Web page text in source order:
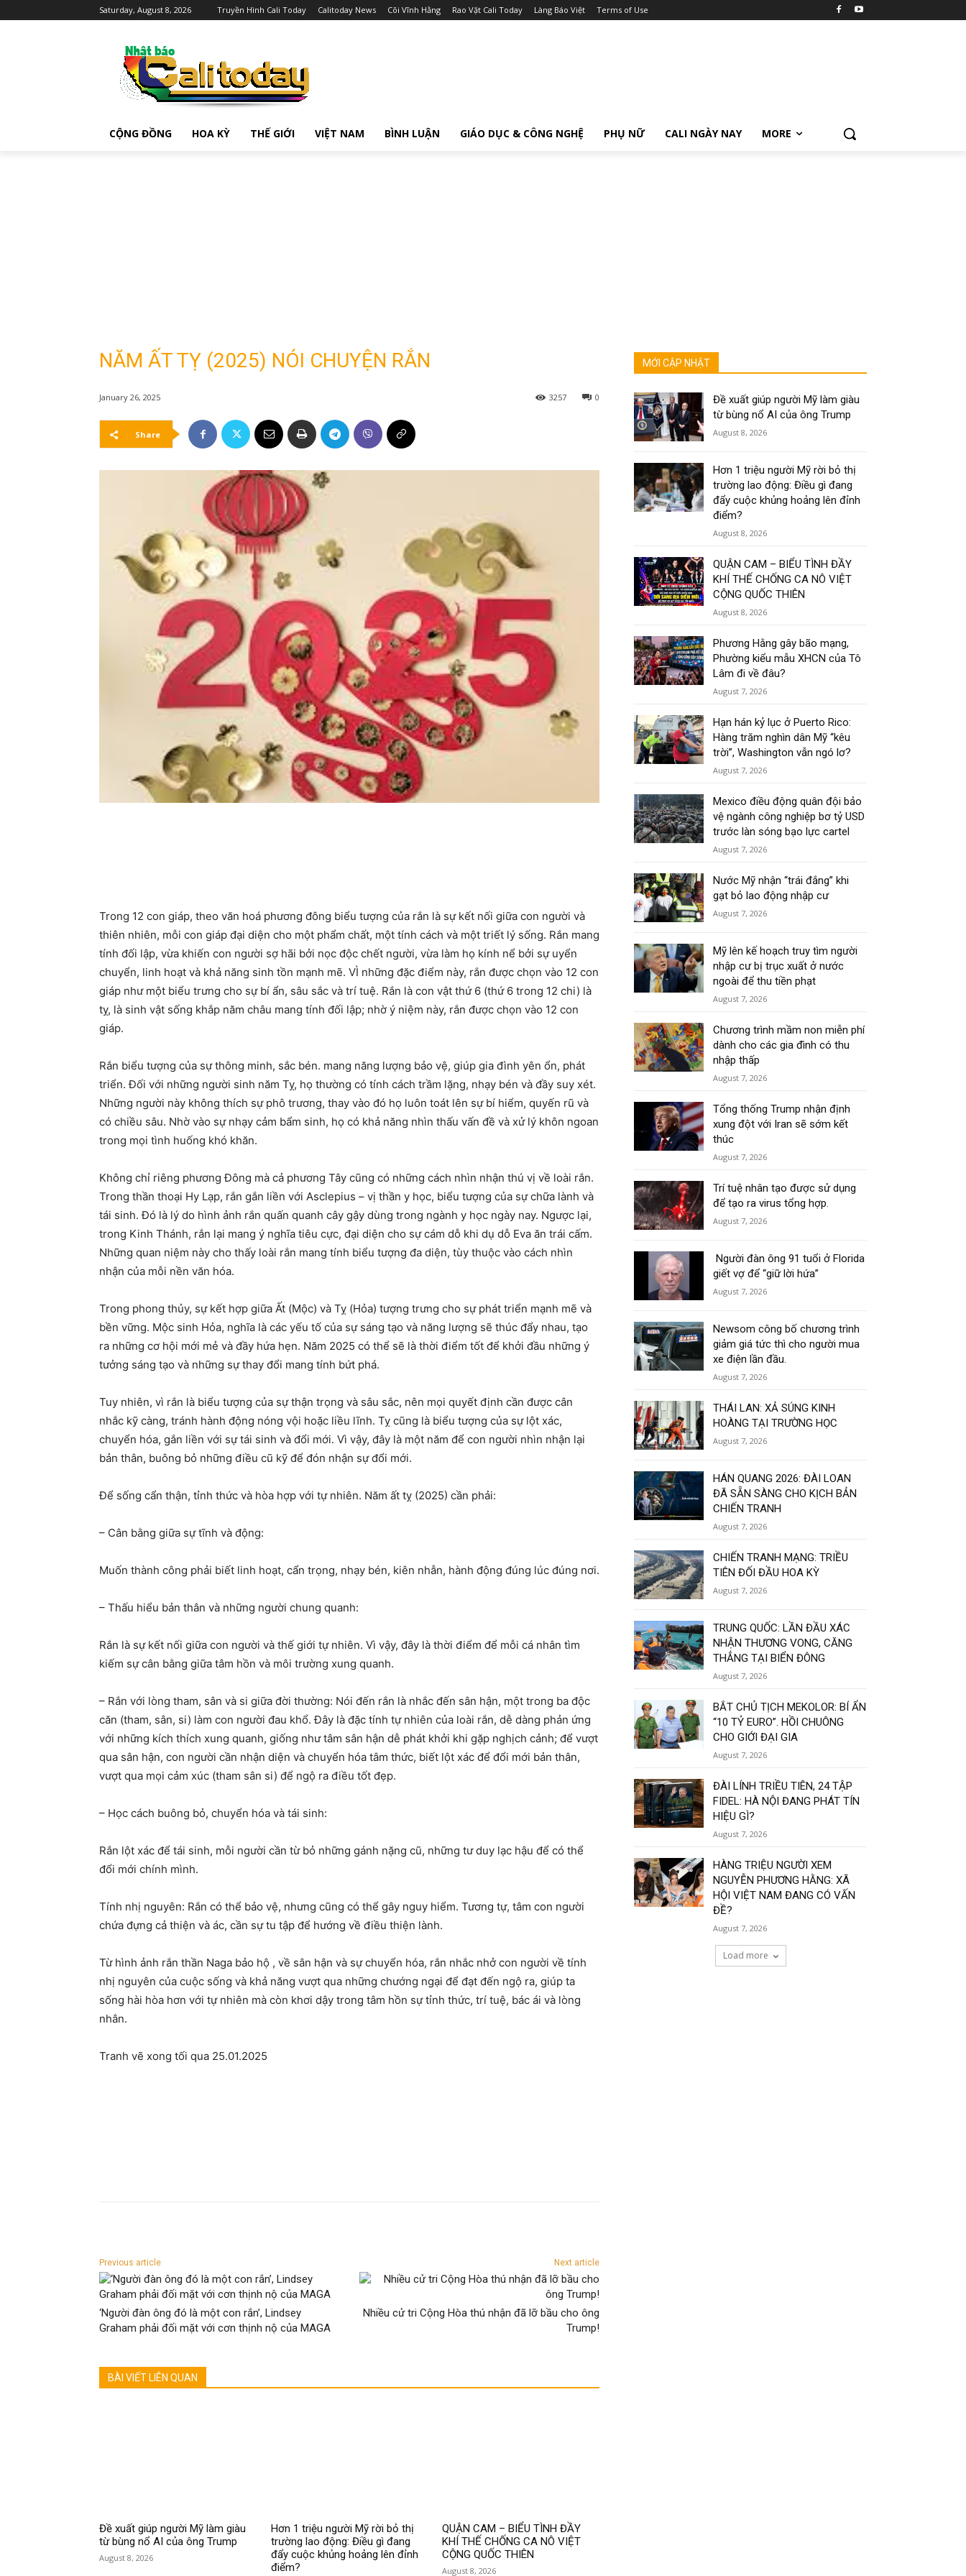
Saturday, August 8, 2026 Truyền Hình Cali Today Calitoday News Cõi Vĩnh Hằng Rao Vặt Cali Today Làng Báo Việt Terms of Use
CỘNG ĐỒNG HOA KỲ THẾ GIỚI VIỆT NAM BÌNH LUẬN GIÁO DỤC & CÔNG NGHỆ PHỤ NỮ CALI NGÀY NAY MORE
NĂM ẤT TỴ (2025) NÓI CHUYỆN RẮN
January 26, 2025 0
3257
Share
Trong 12 con giáp, theo văn hoá phương đông biểu tượng của rắn là sự kết nối giữa con người và
thiên nhiên, mỗi con giáp đại diện cho một phẩm chất, một tính cách và một triết lý sống. Rắn mang
tính đối lập, vừa khiến con người sợ hãi bởi nọc độc chết người, vừa làm họ kính nể bởi sự uyển
chuyển, linh hoạt và khả năng sinh tồn mạnh mẽ. VÌ những đặc điểm này, rắn được chọn vào 12 con
giáp như một biểu trưng cho sự bí ẩn, sâu sắc và trí tuệ. Rắn là con vật thứ 6 (thứ 6 trong 12 chi) là
tỵ, là sinh vật sống khắp năm châu mang tính đối lập; nhờ ý niệm này, rắn được chọn vào 12 con
giáp.
Rắn biểu tượng của sự thông minh, sắc bén. mang năng lượng bảo vệ, giúp gia đình yên ổn, phát
triển. Đối với những người sinh năm Tỵ, họ thường có tính cách trầm lặng, nhạy bén và đầy suy xét.
Những người này không thích sự phô trương, thay vào đó họ luôn toát lên sự bí hiểm, quyến rũ và
có chiều sâu. Nhờ vào sự nhạy cảm bẩm sinh, họ có khả năng nhìn thấu vấn đề và xử lý khôn ngoan
trong mọi tình huống khó khăn.
Không chỉ riêng phương Đông mà cả phương Tây cũng có những cách nhìn nhận thú vị về loài rắn.
Trong thần thoại Hy Lạp, rắn gắn liền với Asclepius – vị thần y học, biểu tượng của sự chữa lành và
tái sinh. Đó là lý do hình ảnh rắn quấn quanh cây gậy dùng trong ngành y học ngày nay. Ngược lại,
trong Kinh Thánh, rắn lại mang ý nghĩa tiêu cực, đại diện cho sự cám dỗ khi dụ dỗ Eva ăn trái cấm.
Những quan niệm này cho thấy loài rắn mang tính biểu tượng đa diện, tùy thuộc vào cách nhìn
nhận của mỗi nền văn hóa.
Trong phong thủy, sự kết hợp giữa Ất (Mộc) và Tỵ (Hỏa) tượng trưng cho sự phát triển mạnh mẽ và
bền vững. Mộc sinh Hỏa, nghĩa là các yếu tố của sự sáng tạo và năng lượng sẽ thúc đẩy nhau, tạo
ra những cơ hội mới mẻ và đầy hứa hẹn. Năm 2025 có thể sẽ là thời điểm tốt để khởi đầu những ý
tưởng sáng tạo và những sự thay đổi mang tính bứt phá.
Tuy nhiên, vì rắn là biểu tượng của sự thận trọng và sâu sắc, nên mọi quyết định cần được cân
nhắc kỹ càng, tránh hành động nóng vội hoặc liều lĩnh. Tỵ cũng là biểu tượng của sự lột xác,
chuyển hóa, gắn liền với sự tái sinh và đổi mới. Vì vậy, đây là một năm để con người nhìn nhận lại
bản thân, buông bỏ những điều cũ kỹ để đón nhận sự đổi mới.
Để sống cẩn thận, tỉnh thức và hòa hợp với tự nhiên. Năm ất tỵ (2025) cần phải:
– Cân bằng giữa sự tĩnh và động:
Muốn thành công phải biết linh hoạt, cẩn trọng, nhạy bén, kiên nhẫn, hành động đúng lúc đúng nơi.
– Thấu hiểu bản thân và những người chung quanh:
Rắn là sự kết nối giữa con người và thế giới tự nhiên. Vì vậy, đây là thời điểm để mỗi cá nhân tìm
kiếm sự cân bằng giữa tâm hồn và môi trường xung quanh.
– Rắn với lòng tham, sân và si giữa đời thường: Nói đến rắn là nhắc đến sân hận, một trong ba độc
căn (tham, sân, si) làm con người đau khổ. Đây là đặc tính tự nhiên của loài rắn, dễ dàng phản ứng
với những kích thích xung quanh, giống như tâm sân hận dễ phát khởi khi gặp nghịch cảnh; để vượt
qua sân hận, con người cần nhận diện và chuyển hóa tâm thức, biết lột xác để đổi mới bản thân,
vượt qua mọi cảm xúc (tham sân si) để ngộ ra điều tốt đẹp.
– Học cách buông bỏ, chuyển hóa và tái sinh:
Rắn lột xác để tái sinh, mỗi người cần từ bỏ những gánh nặng cũ, những tư duy lạc hậu để có thể
đổi mới chính mình.
Tính nhị nguyên: Rắn có thể bảo vệ, nhưng cũng có thể gây nguy hiểm. Tương tự, tâm con người
chứa đựng cả thiện và ác, cần sự tu tập để hướng về điều thiện lành.
Từ hình ảnh rắn thần Naga bảo hộ , về sân hận và sự chuyển hóa, rắn nhắc nhở con người về tính
nhị nguyên của cuộc sống và khả năng vượt qua những chướng ngại để đạt đến ngộ ra, giúp ta
sống hài hòa hơn với tự nhiên mà còn khơi dậy trong tâm hồn sự tỉnh thức, trí tuệ, bác ái và lòng
nhân.
Tranh vẽ xong tối qua 25.01.2025
Previous article
‘Người đàn ông đó là một con rắn’, Lindsey
Graham phải đối mặt với cơn thịnh nộ của MAGA
Next article
Nhiều cử tri Cộng Hòa thú nhận đã lỡ bầu cho ông
Trump!
BÀI VIẾT LIÊN QUAN
Đề xuất giúp người Mỹ làm giàu
từ bùng nổ AI của ông Trump
August 8, 2026
Hơn 1 triệu người Mỹ rời bỏ thị
trường lao động: Điều gì đang
đẩy cuộc khủng hoảng lên đỉnh
điểm?
QUẬN CAM – BIỂU TÌNH ĐẦY
KHÍ THẾ CHỐNG CA NÔ VIỆT
CỘNG QUỐC THIÊN
August 8, 2026
MỚI CẬP NHẬT
Đề xuất giúp người Mỹ làm giàu
từ bùng nổ AI của ông Trump
August 8, 2026
Hơn 1 triệu người Mỹ rời bỏ thị
trường lao động: Điều gì đang
đẩy cuộc khủng hoảng lên đỉnh
điểm?
August 8, 2026
QUẬN CAM – BIỂU TÌNH ĐẦY
KHÍ THẾ CHỐNG CA NÔ VIỆT
CỘNG QUỐC THIÊN
August 8, 2026
Phương Hằng gây bão mạng,
Phường kiểu mẫu XHCN của Tô
Lâm đi về đâu?
August 7, 2026
Hạn hán kỷ lục ở Puerto Rico:
Hàng trăm nghìn dân Mỹ “kêu
trời”, Washington vẫn ngó lơ?
August 7, 2026
Mexico điều động quân đội bảo
vệ ngành công nghiệp bơ tỷ USD
trước làn sóng bạo lực cartel
August 7, 2026
Nước Mỹ nhận “trái đắng” khi
gạt bỏ lao động nhập cư
August 7, 2026
Mỹ lên kế hoạch truy tìm người
nhập cư bị trục xuất ở nước
ngoài để thu tiền phạt
August 7, 2026
Chương trình mầm non miễn phí
dành cho các gia đình có thu
nhập thấp
August 7, 2026
Tổng thống Trump nhận định
xung đột với Iran sẽ sớm kết
thúc
August 7, 2026
Trí tuệ nhân tạo được sử dụng
để tạo ra virus tổng hợp.
August 7, 2026
Người đàn ông 91 tuổi ở Florida
giết vợ để “giữ lời hứa”
August 7, 2026
Newsom công bố chương trình
giảm giá tức thì cho người mua
xe điện lần đầu.
August 7, 2026
THÁI LAN: XẢ SÚNG KINH
HOÀNG TẠI TRƯỜNG HỌC
August 7, 2026
HÁN QUANG 2026: ĐÀI LOAN
ĐÃ SẴN SÀNG CHO KỊCH BẢN
CHIẾN TRANH
August 7, 2026
CHIẾN TRANH MẠNG: TRIỀU
TIÊN ĐỐI ĐẦU HOA KỲ
August 7, 2026
TRUNG QUỐC: LẦN ĐẦU XÁC
NHẬN THƯƠNG VONG, CĂNG
THẲNG TẠI BIỂN ĐÔNG
August 7, 2026
BẮT CHỦ TỊCH MEKOLOR: BÍ ẨN
“10 TỶ EURO”. HỒI CHUÔNG
CHO GIỚI ĐẠI GIA
August 7, 2026
ĐÀI LÍNH TRIỀU TIÊN, 24 TẬP
FIDEL: HÀ NỘI ĐANG PHÁT TÍN
HIỆU GÌ?
August 7, 2026
HÀNG TRIỆU NGƯỜI XEM
NGUYỄN PHƯƠNG HẰNG: XÃ
HỘI VIỆT NAM ĐANG CÓ VẤN
ĐỀ?
August 7, 2026
Load more